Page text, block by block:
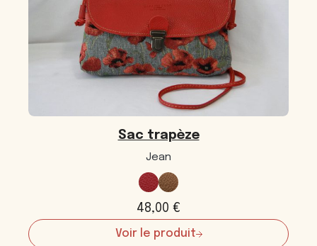
Sac trapèze
Jean
48,00 €
Voir le produit
: